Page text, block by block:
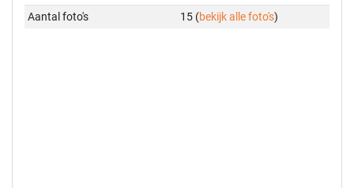
Aantal foto's
15 (bekijk alle foto's)